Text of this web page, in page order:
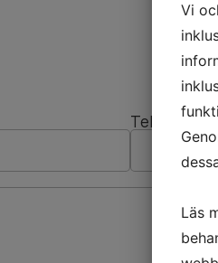
Telefon
Vi
Läs